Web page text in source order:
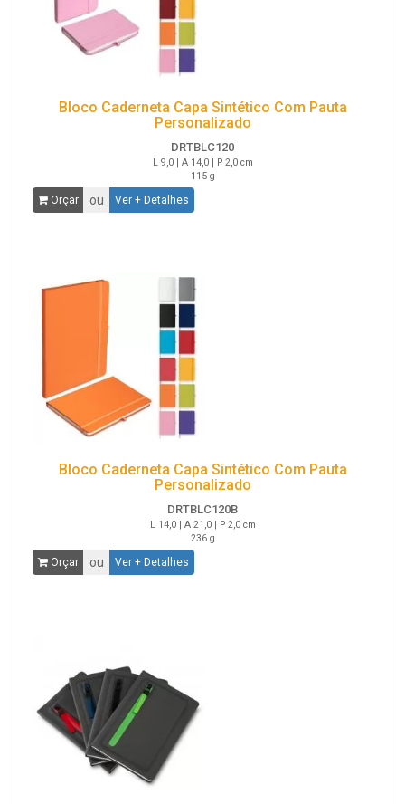
Bloco Caderneta Capa Sintético Com Pauta
Personalizado
DRTBLC120
L 9,0 | A 14,0 | P 2,0 cm
115 g
Orçar ou Ver + Detalhes
Bloco Caderneta Capa Sintético Com Pauta
Personalizado
DRTBLC120B
L 14,0 | A 21,0 | P 2,0 cm
236 g
Orçar ou Ver + Detalhes